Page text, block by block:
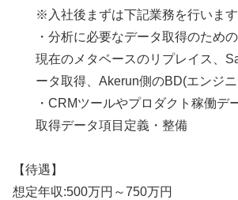
※入社後まずは下記業務を行います
・分析に必要なデータ取得のため
現在のメタベースのリプレイス、
ータ取得、Akerun側のBD(エンジ
・CRMツールやプロダクト稼働デ
取得データ項目定義・整備
【待遇】
想定年収:500万円～750万円